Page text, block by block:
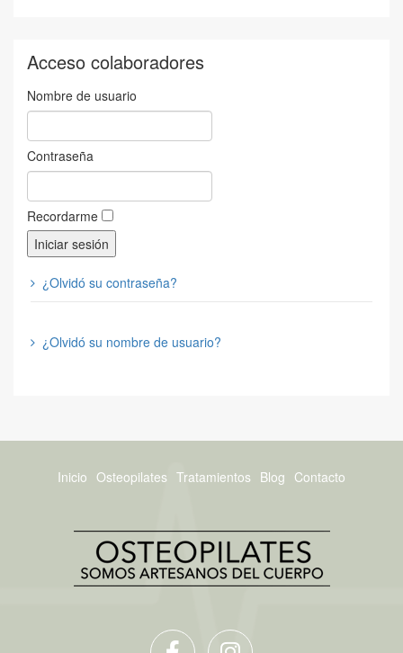
Acceso colaboradores
Nombre de usuario
Contraseña
Recordarme
¿Olvidó su contraseña?
¿Olvidó su nombre de usuario?
Inicio Osteopilates Tratamientos Blog Contacto